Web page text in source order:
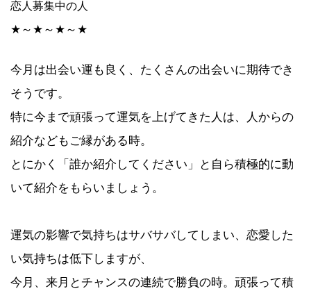
恋人募集中の人
★～★～★～★
今月は出会い運も良く、たくさんの出会いに期待でき
そうです。
特に今まで頑張って運気を上げてきた人は、人からの
紹介などもご縁がある時。
とにかく「誰か紹介してください」と自ら積極的に動
いて紹介をもらいましょう。
運気の影響で気持ちはサバサバしてしまい、恋愛した
い気持ちは低下しますが、
今月、来月とチャンスの連続で勝負の時。頑張って積